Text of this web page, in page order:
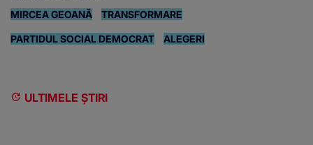
MIRCEA GEOANĂ
TRANSFORMARE
PARTIDUL SOCIAL DEMOCRAT ALEGERI
ULTIMELE ȘTIRI